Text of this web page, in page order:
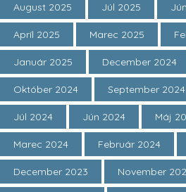
August 2025 Júl 2025
Apríl 2025 Marec 2025
Január 2025 December 2024
Október 2024 September 2024
Júl 2024 Jún 2024 Máj
Marec 2024 Február 2024
December 2023 November